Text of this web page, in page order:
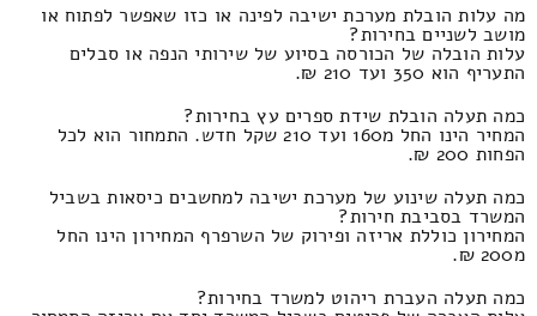
מה עלות הובלת מערכת ישיבה לפינה או כזו שאפשר לפתוח או
מושב לשניים בחירות?
עלות הובלה של הכורסה בסיוע של שירותי הנפה או סבלים
התעריף הוא 350 ועד 210 ₪.
כמה תעלה הובלת שידת ספרים עץ בחירות?
המחיר הינו החל מ160 ועד 210 שקל חדש. התמחור הוא לכל
הפחות 200 ₪.
כמה תעלה שינוע של מערכת ישיבה למחשבים כיסאות בשביל
המשרד בסביבת חירות?
המחירון כוללת אריזה ופירוק של השרפרף המחירון הינו החל
מ200 ₪.
כמה תעלה העברת ריהוט למשרד בחירות?